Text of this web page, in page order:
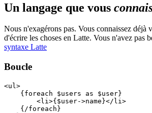
Un langage que vous
Nous n'exagérons pas. Vous connaissez déjà
d'écrire les choses en Latte. Vous n'avez pas
syntaxe Latte
Boucle
<ul>
    {foreach $users as $user}
        <li>{$user->name}</li>
    {/foreach}